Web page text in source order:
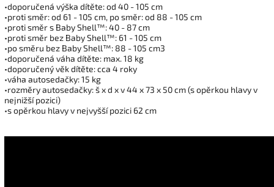
•doporučená výška dítěte: od 40 - 105 cm
•proti směr: od 61 - 105 cm, po směr: od 88 - 105 cm
•proti směr s Baby Shell™: 40 - 87 cm
•proti směr bez Baby Shell™: 61 - 105 cm
•po směru bez Baby Shell™: 88 - 105 cm3
•doporučená váha dítěte: max. 18 kg
•doporučený věk dítěte: cca 4 roky
•váha autosedačky: 15 kg
•rozměry autosedačky: š x d x v 44 x 73 x 50 cm (s opěrkou hlavy v
nejnižší pozici)
•s opěrkou hlavy v nejvyšší pozici 62 cm